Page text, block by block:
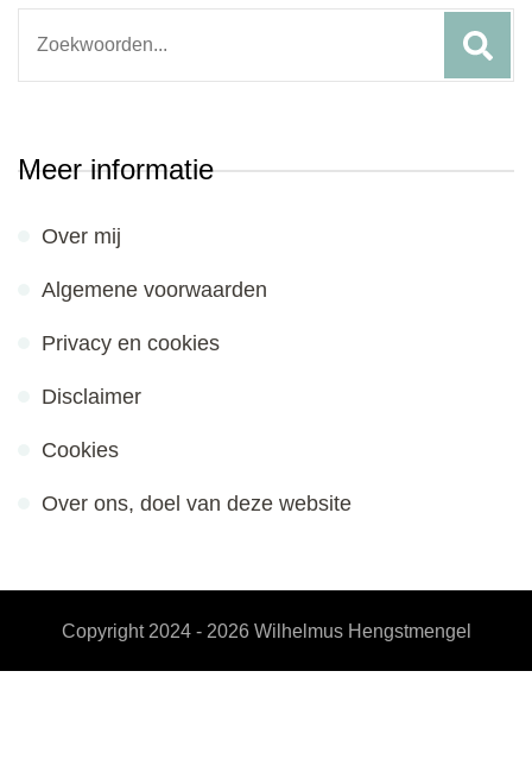
Meer informatie
Over mij
Algemene voorwaarden
Privacy en cookies
Disclaimer
Cookies
Over ons, doel van deze website
Copyright 2024 - 2026 Wilhelmus Hengstmengel